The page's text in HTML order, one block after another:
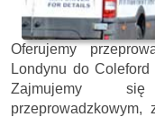
Oferujemy
Londynu do
Zajmujemy się
przeprowadzkowym,